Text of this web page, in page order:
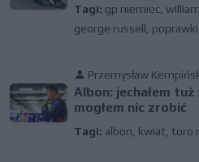
Tagi: gp niemiec,
george russell poprawki
Przemysław
Albon: jechałem
mogłem nic zrobić
Tagi: albon kwiat toro